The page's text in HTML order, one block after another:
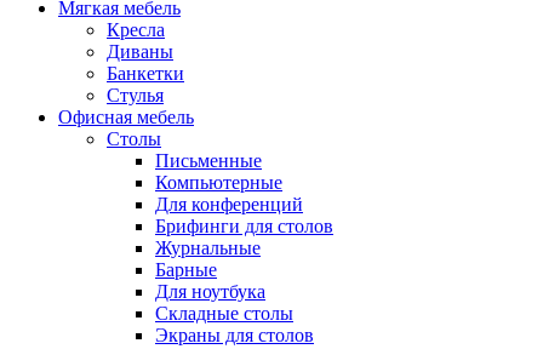
Мягкая мебель
Кресла
Диваны
Банкетки
Стулья
Офисная мебель
Столы
Письменные
Компьютерные
Для конференций
Брифинги для столов
Журнальные
Барные
Для ноутбука
Складные столы
Экраны для столов